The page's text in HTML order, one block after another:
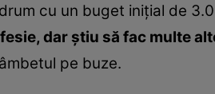
cu un buget iniţial de
dar ştiu să fac multe
pe buze.